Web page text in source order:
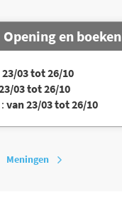
Opening en boeken
03 tot 26/10
03 tot 26/10
van 23/03 tot 26/10
Meningen